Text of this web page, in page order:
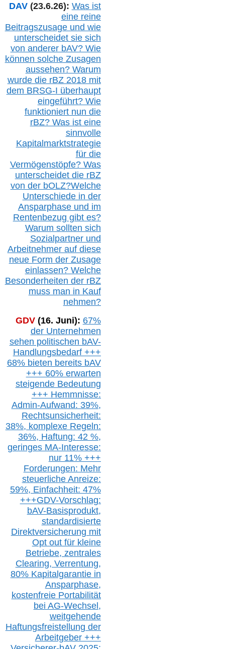
DAV (23.6.26): Was ist
eine reine
Beitragszusage und wie
unterscheidet sie sich
von anderer bAV? Wie
können solche Zusagen
aussehen? Warum
wurde die rBZ2018 mit
dem BRSG-I überhaupt
eingeführt? Wie
funktioniert nun die
rBZ? Was ist eine
sinnvolle
Kapitalmarktstrategie
für die
Vermögenstöpfe? Was
unterscheidet die rBZ
von der bOLZ?Welche
Unterschiede in der
Ansparphase und im
Rentenbezug gibt es?
Warum sollten sich
Sozialpartner und
Arbeitnehmer auf diese
neue Form der Zusage
einlassen? Welche
Besonderheiten der rBZ
muss man in Kauf
nehmen?
GDV (16. Juni): 67%
der Unternehmen
sehen politischen bAV-
Handlungsbedarf +++
68% bieten bereits bAV
+++ 60% erwarten
steigende Bedeutung
+++ Hemmnisse:
Admin-Aufwand: 39%,
Rechtsunsicherheit:
38%, komplexe Regeln:
36%, Haftung: 42 %,
geringes MA-Interesse:
nur 11% +++
Forderungen: Mehr
steuerliche Anreize:
59%, Einfachheit: 47%
+++GDV-Vorschlag:
bAV-Basisprodukt,
standardisierte
Direktversicherung mit
Opt outfür kleine
Betriebe, zentrales
Clearing, Verrentung,
80% Kapitalgarantie in
Ansparphase,
kostenfreie Portabilität
bei AG-Wechsel,
weitgehende
Haftungsfreistellung der
Arbeitgeber +++